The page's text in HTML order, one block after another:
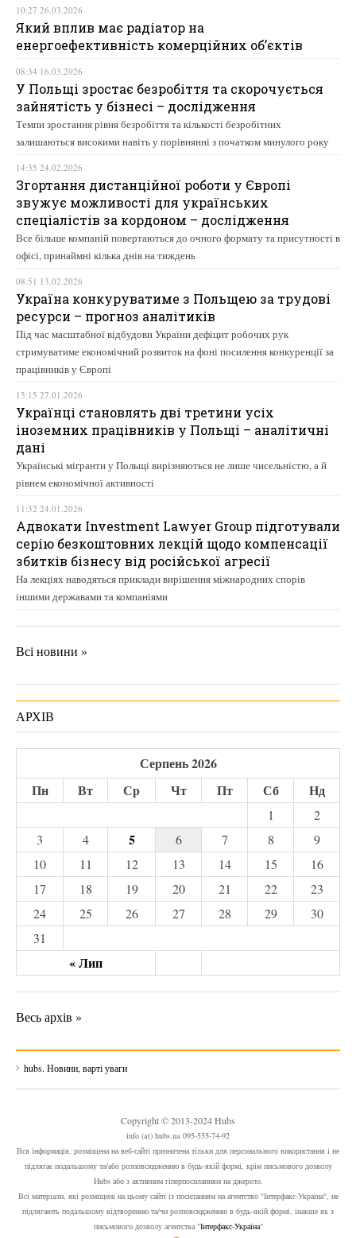
10:27 26.03.2026
Який вплив має радіатор на
енергоефективність комерційних об’єктів
08:34 16.03.2026
У Польщі зростає безробіття та скорочується
зайнятість у бізнесі – дослідження
Темпи зростання рівня безробіття та кількості безробітних
залишаються високими навіть у порівнянні з початком минулого року
14:35 24.02.2026
Згортання дистанційної роботи у Європі
звужує можливості для українських
спеціалістів за кордоном – дослідження
Все більше компаній повертаються до очного формату та присутності в
офісі, принаймні кілька днів на тиждень
08:51 13.02.2026
Україна конкуруватиме з Польщею за трудові
ресурси – прогноз аналітиків
Під час масштабної відбудови України дефіцит робочих рук
стримуватиме економічний розвиток на фоні посилення конкуренції за
працівників у Європі
15:15 27.01.2026
Українці становлять дві третини усіх
іноземних працівників у Польщі – аналітичні
дані
Українські мігранти у Польщі вирізняються не лише чисельністю, а й
рівнем економічної активності
11:32 24.01.2026
Адвокати Investment Lawyer Group підготували
серію безкоштовних лекцій щодо компенсації
збитків бізнесу від російської агресії
На лекціях наводяться приклади вирішення міжнародних спорів
іншими державами та компаніями
Всі новини »
АРХІВ
Серпень 2026
Пн
Вт Ср Чт Пт Сб Нд
« Лип
1
2
3
4 5 6 7 8
9
10
11 12 13 14 15
16
17
18 19 20 21 22
23
24
25 26 27 28 29
30
31
Весь архів »
hubs. Новини, варті уваги
Copyright © 2013-2024 Hubs
info (at) hubs.ua 095-555-74-92
Вся інформація, розміщена на веб-сайті призначена тільки для персонального використання і не
підлягає подальшому та/або розповсюдженню в будь-якій формі, крім письмового дозволу
Hubs або з активним гіперпосиланням на джерело.
Всі матеріали, які розміщені на цьому сайті із посиланням на агентство "Інтерфакс-Україна", не
підлягають подальшому відтворенню та/чи розповсюдженню в будь-якій формі, інакше як з
письмового дозволу агентства "Інтерфакс-Україна"